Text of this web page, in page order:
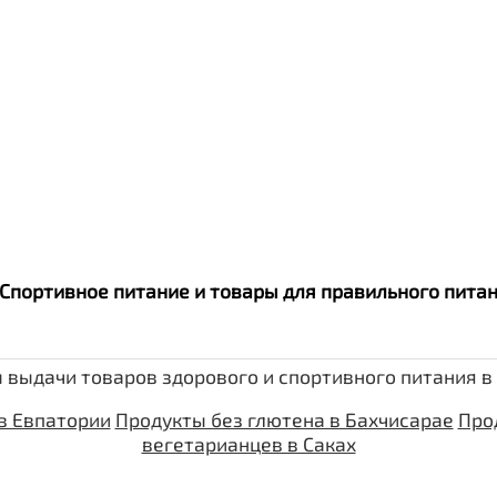
питание и товары для правильного
выдачи товаров здорового и спортивного питания
Евпатории Продукты без глютена в Бахчисарае
вегетарианцев в Саках